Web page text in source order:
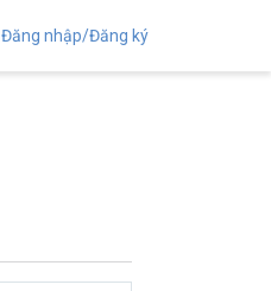
Đăng nhập/Đăng ký